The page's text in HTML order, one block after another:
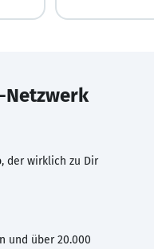
Netzwerk
der wirklich zu Dir
und über 20.000